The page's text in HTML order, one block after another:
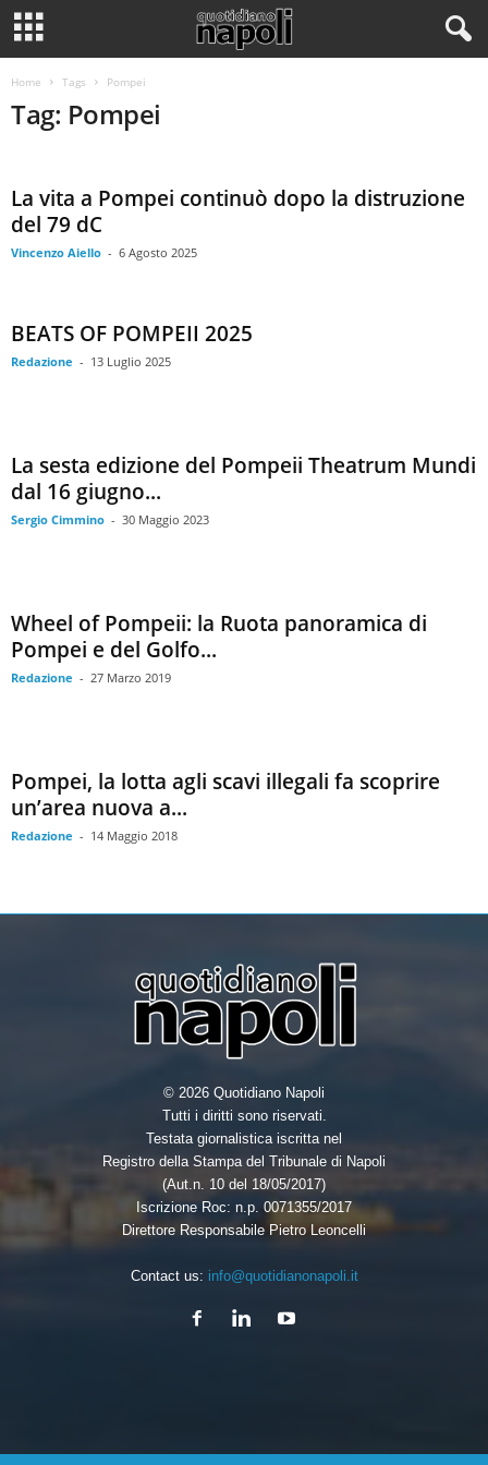
Home Tags Pompei
Tag: Pompei
La vita a Pompei continuò dopo la distruzione
del 79 dC
Vincenzo Aiello - 6 Agosto 2025
BEATS OF POMPEII 2025
Redazione - 13 Luglio 2025
La sesta edizione del Pompeii Theatrum Mundi
dal 16 giugno...
Sergio Cimmino - 30 Maggio 2023
Wheel of Pompeii: la Ruota panoramica di
Pompei e del Golfo...
Redazione - 27 Marzo 2019
Pompei, la lotta agli scavi illegali fa scoprire
un’area nuova a...
Redazione - 14 Maggio 2018
© 2026 Quotidiano Napoli
Tutti i diritti sono riservati.
Testata giornalistica iscritta nel
Registro della Stampa del Tribunale di Napoli
(Aut.n. 10 del 18/05/2017)
Iscrizione Roc: n.p. 0071355/2017
Direttore Responsabile Pietro Leoncelli
Contact us: info@quotidianonapoli.it